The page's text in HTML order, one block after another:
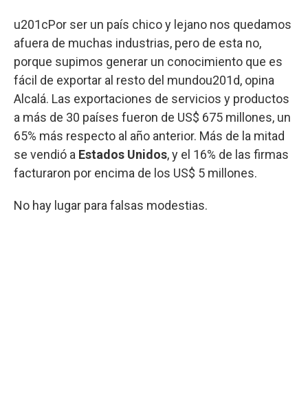
u201cPor ser un país chico y lejano nos quedamos
afuera de muchas industrias, pero de esta no,
porque supimos generar un conocimiento que es
fácil de exportar al resto del mundou201d, opina
Alcalá. Las exportaciones de servicios y productos
a más de 30 países fueron de US$ 675 millones, un
65% más respecto al año anterior. Más de la mitad
se vendió a Estados Unidos, y el 16% de las firmas
facturaron por encima de los US$ 5 millones.
No hay lugar para falsas modestias.